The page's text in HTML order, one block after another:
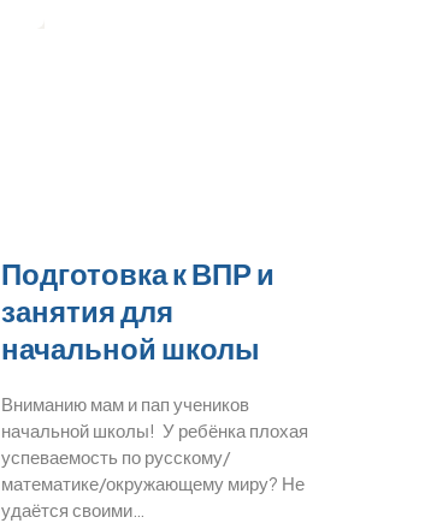
Подготовка к ВПР и
занятия для
начальной школы
Вниманию мам и пап учеников
начальной школы! У ребёнка плохая
успеваемость по русскому/
математике/окружающему миру? Не
удаётся своими…